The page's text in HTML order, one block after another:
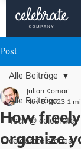
Post
Alle Beiträge
Tech @ celebrate
celebrate stories
Alle Beiträge
How
organize
Julian Komar
Nov 8, 2023 1